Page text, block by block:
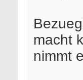
macht
nimmt